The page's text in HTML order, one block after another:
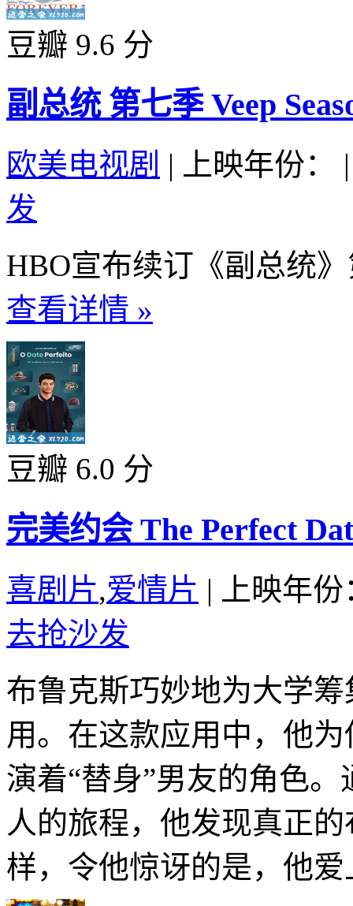
豆瓣 9.6 分
副总统 第七季 Veep
欧美电视剧 | 上映年份：
|
发
HBO宣布续订《副总统
查看详情 »
豆瓣 6.0 分
完美约会 The Perfect
喜剧片,爱情片 |
上映年
去抢沙发
布鲁克斯巧妙地为大学
用。在这款应用中，他
演着“替身”男友的角色
人的旅程，他发现真正
样，令他惊讶的是，他